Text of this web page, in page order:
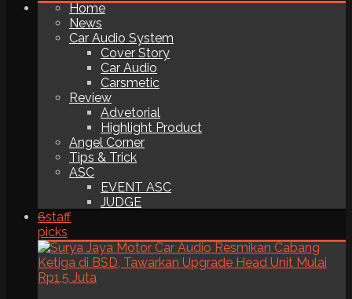
Home
News
Car Audio System
Cover Story
Car Audio
Carsmetic
Review
Advetorial
Highlight Product
Angel Corner
Tips & Trick
ASC
EVENT ASC
JUDGE
6staff
picks